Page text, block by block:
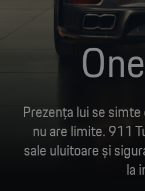
Prezența lui se
nu are limite. 911
sale uluitoare și
la